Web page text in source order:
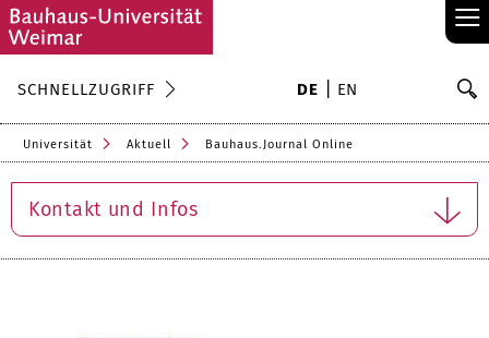
≡
SCHNELLZUGRIFF DE EN
Universität Aktuell Bauhaus.Journal Online
Kontakt und Infos